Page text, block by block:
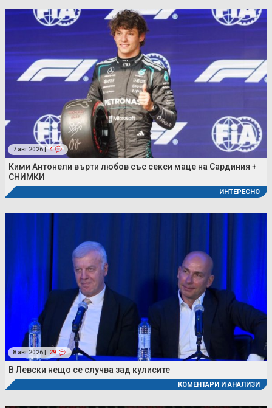
7 авг 2026 | 4
Кими Антонели върти любов със секси маце на Сардиния +
СНИМКИ
ИНТЕРЕСНО
8 авг 2026 | 29
В Левски нещо се случва зад кулисите
КОМЕНТАРИ И АНАЛИЗИ